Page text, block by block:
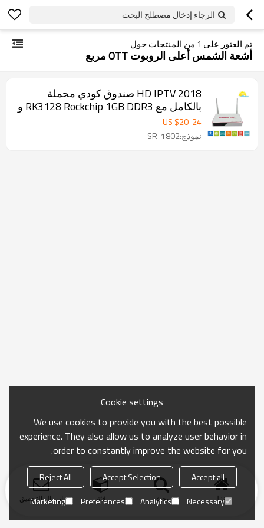
الرجاء إدخال مصطلح البحث
تم العثور على 1 من المنتجات حول
أشعة الشمس أعلى الروبوت OTT مربع
2018 HD IPTV صندوق كودي محملة
بالكامل مع RK3128 Rockchip 1GB DDR3 و
مربع التلفزيون
US $20-24
نموذج:SR-1802
منزل بحث فئة ارسال التحقيق
Cookie settings
We use cookies to provide you with the best possible
experience. They also allow us to analyze user behavior in
order to constantly improve the website for you.
Accept all
Accept Selection
Reject All
Necessary
Analytics
Preferences
Marketing